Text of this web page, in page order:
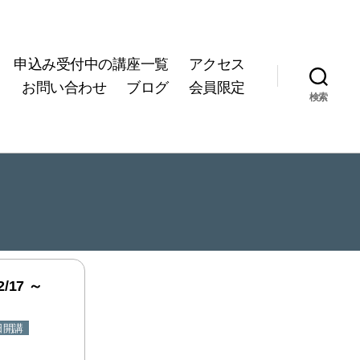
申込み受付中の講座一覧
アクセス
お問い合わせ
ブログ 会員限定
検索
17 ～
開講